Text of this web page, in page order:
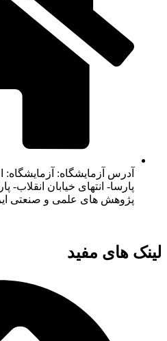
آدرس آزمایشگاه: آزمایشگاه:
پارسا- انتهای خیابان
پژوهش های علمی و صنعتی
لینک های مفید